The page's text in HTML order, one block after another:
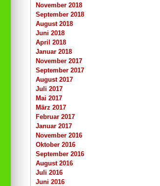
November 2018
September 2018
August 2018
Juni 2018
April 2018
Januar 2018
November 2017
September 2017
August 2017
Juli 2017
Mai 2017
März 2017
Februar 2017
Januar 2017
November 2016
Oktober 2016
September 2016
August 2016
Juli 2016
Juni 2016